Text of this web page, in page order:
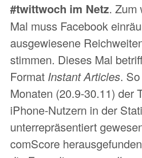
#twittwoch im Netz. Zum
Mal muss Facebook
ausgewiesene
stimmen. Dieses Mal
Format Instant Articles.
Monaten (20.9-30.11) der
iPhone-Nutzern in der
unterrepräsentiert
comScore